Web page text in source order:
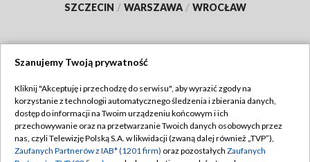
SZCZECIN / WARSZAWA / WROCŁAW
TVP
Abonament TVP
Emisja w TVP
Regulamin TVP
Polityka prywatności
Szanujemy Twoją prywatność
Kliknij "Akceptuję i przechodzę do serwisu", aby wyrazić zgody na
korzystanie z technologii automatycznego śledzenia i zbierania danych,
dostęp do informacji na Twoim urządzeniu końcowym i ich
przechowywanie oraz na przetwarzanie Twoich danych osobowych przez
nas, czyli Telewizję Polską S.A. w likwidacji (zwaną dalej również „TVP”),
Zaufanych Partnerów z IAB* (1201 firm) oraz pozostałych Zaufanych